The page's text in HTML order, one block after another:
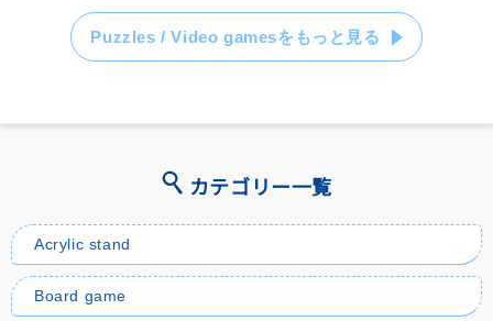
Puzzles / Video gamesをもっと見る
カテゴリー一覧
Acrylic stand
Board game